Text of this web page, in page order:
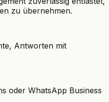
zu übernehmen.
Antworten mit
oder WhatsApp Business